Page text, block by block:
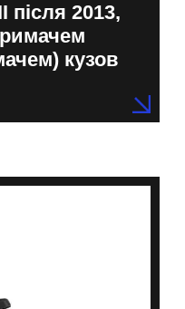
після 2013,
кузов